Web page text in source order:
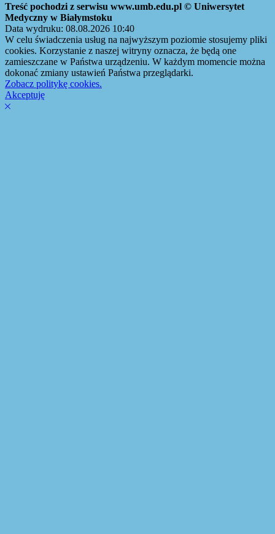
Treść pochodzi z serwisu www.umb.edu.pl © Uniwersytet
Medyczny w Białymstoku
Data wydruku: 08.08.2026 10:40
W celu świadczenia usług na najwyższym poziomie stosujemy pliki
cookies. Korzystanie z naszej witryny oznacza, że będą one
zamieszczane w Państwa urządzeniu. W każdym momencie można
dokonać zmiany ustawień Państwa przeglądarki.
Zobacz politykę cookies.
Akceptuję